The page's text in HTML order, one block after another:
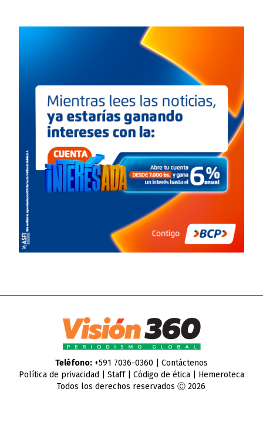
Teléfono:+591 7036-0360 | Contáctenos
Política de privacidad
Staff| Código de ética| Hemeroteca
Todos los derechos reservados Ⓒ 2026